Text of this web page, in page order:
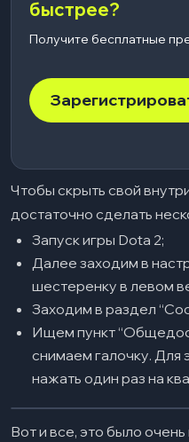
быстрее?
Получите бесплатные
Чтобы скрыть свой
достаточно сделать
Запуск игры Dota 2;
Далее заходим в
шестеренку в левом
Заходим в раздел
Ищем пункт
снимаем галочку. Для
нажать один раз на
Вот и все, это было